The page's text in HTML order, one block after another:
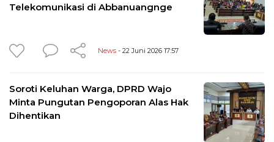
Telekomunikasi di Abbanuangnge
News - 22 Juni 2026 17:57
Soroti Keluhan Warga, DPRD Wajo
Minta Pungutan Pengoporan Alas Hak
Dihentikan